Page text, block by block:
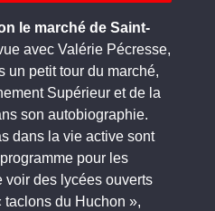
le marché de Saint-
avec Valérie Pécresse,
un petit tour du marché,
Supérieur et de la
son autobiographie.
dans la vie active sont
pour les
voir des lycées ouverts
taclons du Huchon »,